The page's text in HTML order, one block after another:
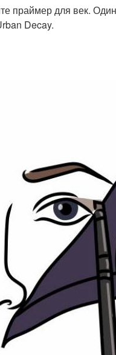
праймер для век.
Decay.